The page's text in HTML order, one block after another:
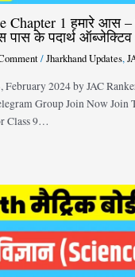
Chapter 1 हमारे आस –
के पदार्थ
/Jharkhand Updates,
February 2024 by JAC
Group Join Now Join
Class 9…